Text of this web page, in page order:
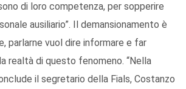
di loro competenza, per sopperire
ausiliario”. Il demansionamento è
parlarne vuol dire informare e far
realtà di questo fenomeno. “Nella
il segretario della Fials, Costanzo